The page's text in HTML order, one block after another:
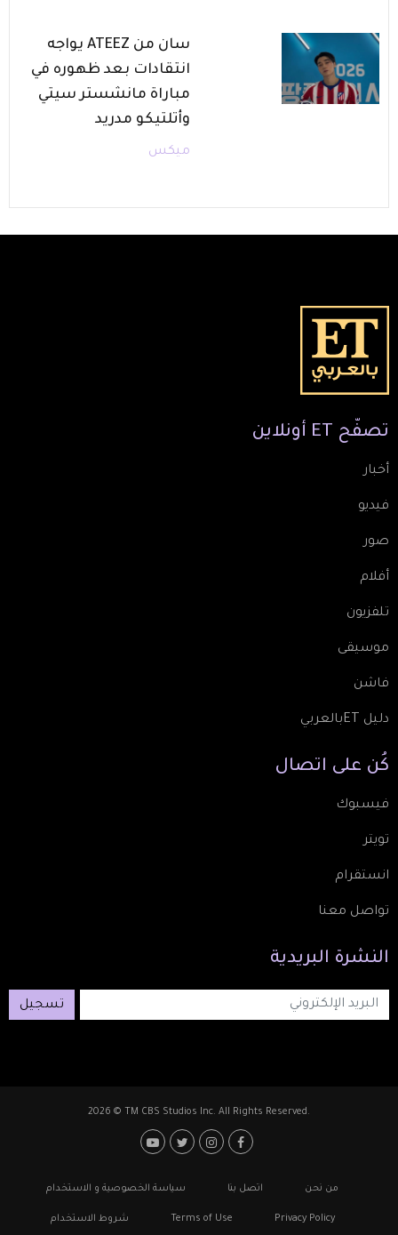
سان من ATEEZ يواجه
انتقادات بعد ظهوره في
مباراة مانشستر سيتي
وأتلتيكو مدريد
ميكس
تصفّح ET أونلاين
أخبار
فيديو
صور
أفلام
تلفزيون
موسيقى
فاشن
دليل ETبالعربي
كُن على اتصال
فيسبوك
تويتر
انستقرام
تواصل معنا
النشرة البريدية
تسجيل
2026 © TM CBS Studios Inc. All Rights Reserved.
Footer: Social Media
Footerمن نحن اتصل بنا سياسة الخصوصية و الاستخدام
Privacy Policy
Terms of Use شروط الاستخدام